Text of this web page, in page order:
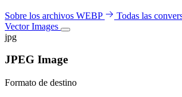
Sobre los archivos WEBP
Todas las
Vector Images
jpg
JPEG Image
Formato de destino